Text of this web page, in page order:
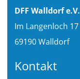
DFF Walldorf e.V.
Im Langenloch 17
69190 Walldorf
Kontakt